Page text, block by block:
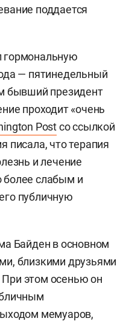
поддается
гормональную
— пятинедельный
бывший президент
проходит «очень
Postсо ссылкой
писала, что терапия
и лечение
более слабым и
публичную
Байден в основном
близкими друзьями
этом осенью он
мемуаров,